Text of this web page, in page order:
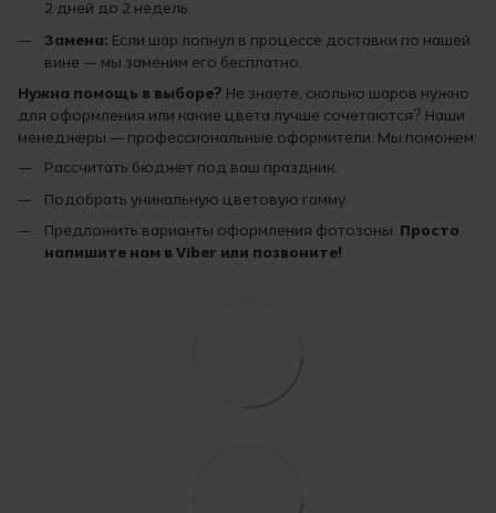
2 дней до 2 недель.
Замена: Если шар лопнул в процессе доставки по нашей
вине — мы заменим его бесплатно.
Нужна помощь в выборе? Не знаете, сколько шаров нужно
для оформления или какие цвета лучше сочетаются? Наши
менеджеры — профессиональные оформители. Мы поможем:
Рассчитать бюджет под ваш праздник.
Подобрать уникальную цветовую гамму.
Предложить варианты оформления фотозоны. Просто
напишите нам в Viber или позвоните!